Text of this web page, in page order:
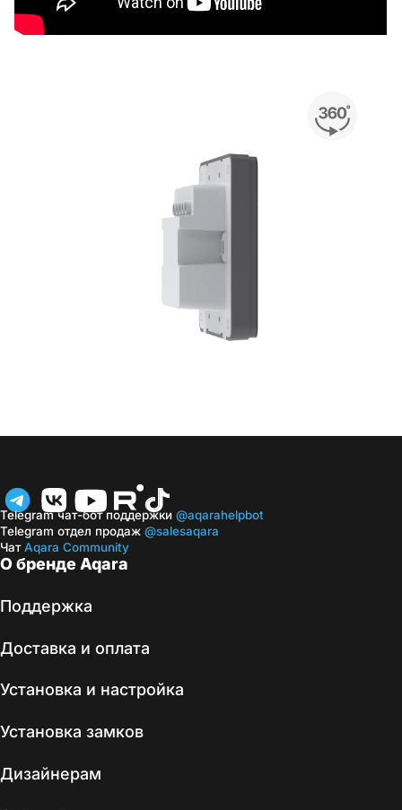
О бренде Aqara
Поддержка
Доставка и оплата
Установка и настройка
Установка замков
Дизайнерам
Telegram чат-бот поддержки @aqarahelpbot
Telegram отдел продаж @salesaqara
ЧатAqara Community